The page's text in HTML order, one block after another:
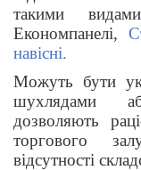
такими
Економпанелі,
навісні.
Можуть бути
шухлядами
дозволяють
торгового
відсутності